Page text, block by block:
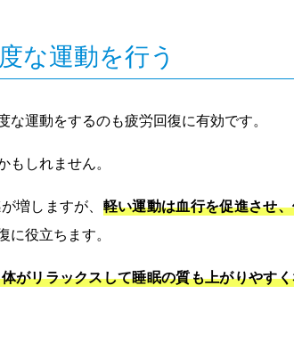
な運動を行う
な運動をするのも疲労回復に有効です。
もしれません。
増しますが、 軽い運動は血行を促進させ
に役立ちます。
がリラックスして睡眠の質も上がりやす